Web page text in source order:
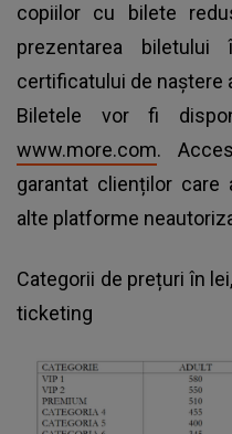
copiilor cu bilete
prezentarea
certificatului de naștere
Biletele vor fi
www.more.com.
garantat clienților
alte platforme
Categorii de prețuri în
ticketing